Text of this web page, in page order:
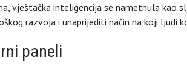
vještačka inteligencija se nametnula kao
razvoja i unaprijediti način na koji ljudi
paneli